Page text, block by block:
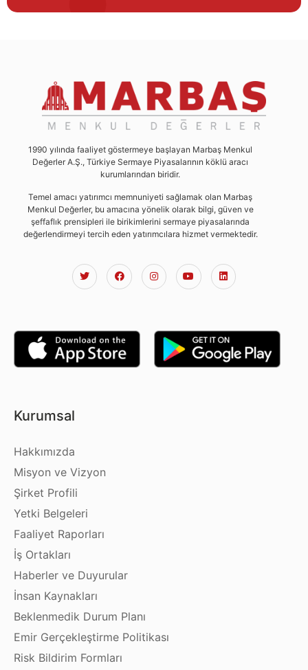
1990 yılında faaliyet göstermeye başlayan Marbaş Menkul
Değerler A.Ş., Türkiye Sermaye Piyasalarının köklü aracı
kurumlarından biridir.
Temel amacı yatırımcı memnuniyeti sağlamak olan Marbaş
Menkul Değerler, bu amacına yönelik olarak bilgi, güven ve
şeffaflık prensipleri ile birikimlerini sermaye piyasalarında
değerlendirmeyi tercih eden yatırımcılara hizmet vermektedir.
Kurumsal
Hakkımızda
Misyon ve Vizyon
Şirket Profili
Yetki Belgeleri
Faaliyet Raporları
İş Ortakları
Haberler ve Duyurular
İnsan Kaynakları
Beklenmedik Durum Planı
Emir Gerçekleştirme Politikası
Risk Bildirim Formları